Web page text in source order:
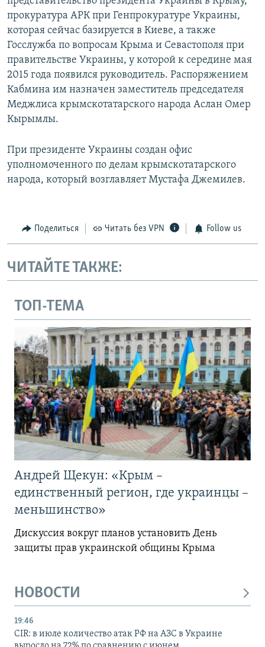
прокуратура АРК при Генпрокуратуре Украины,
которая сейчас базируется в Киеве, а также
Госслужба по вопросам Крыма и Севастополя при
правительстве Украины, у которой к середине мая
2015 года появился руководитель. Распоряжением
Кабмина им назначен заместитель председателя
Меджлиса крымскотатарского народа Аслан Омер
Кырымлы.
При президенте Украины создан офис
уполномоченного по делам крымскотатарского
народа, который возглавляет Мустафа Джемилев.
Поделиться Читать без VPN Follow us
ЧИТАЙТЕ ТАКЖЕ:
ТОП-ТЕМА
Андрей Щекун: «Крым –
единственный регион, где украинцы –
меньшинство»
Дискуссия вокруг планов установить День
защиты прав украинской общины Крыма
НОВОСТИ
19:46
CIR: в июле количество атак РФ на АЗС в Украине